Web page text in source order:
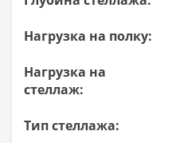
Нагрузка на полку:
Нагрузка на
стеллаж:
Тип стеллажа: